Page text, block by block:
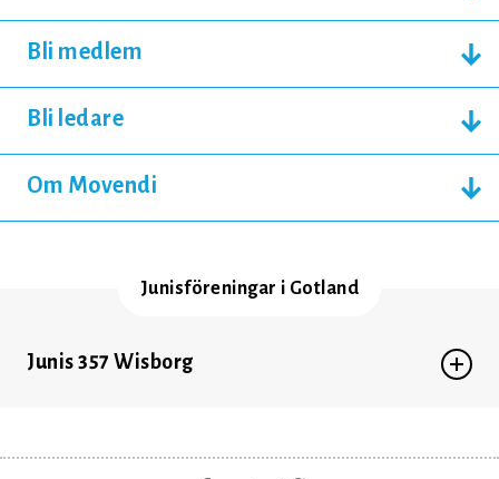
Bli medlem
Bli ledare
Om Movendi
Junisföreningar i Gotland
Junis 357 Wisborg